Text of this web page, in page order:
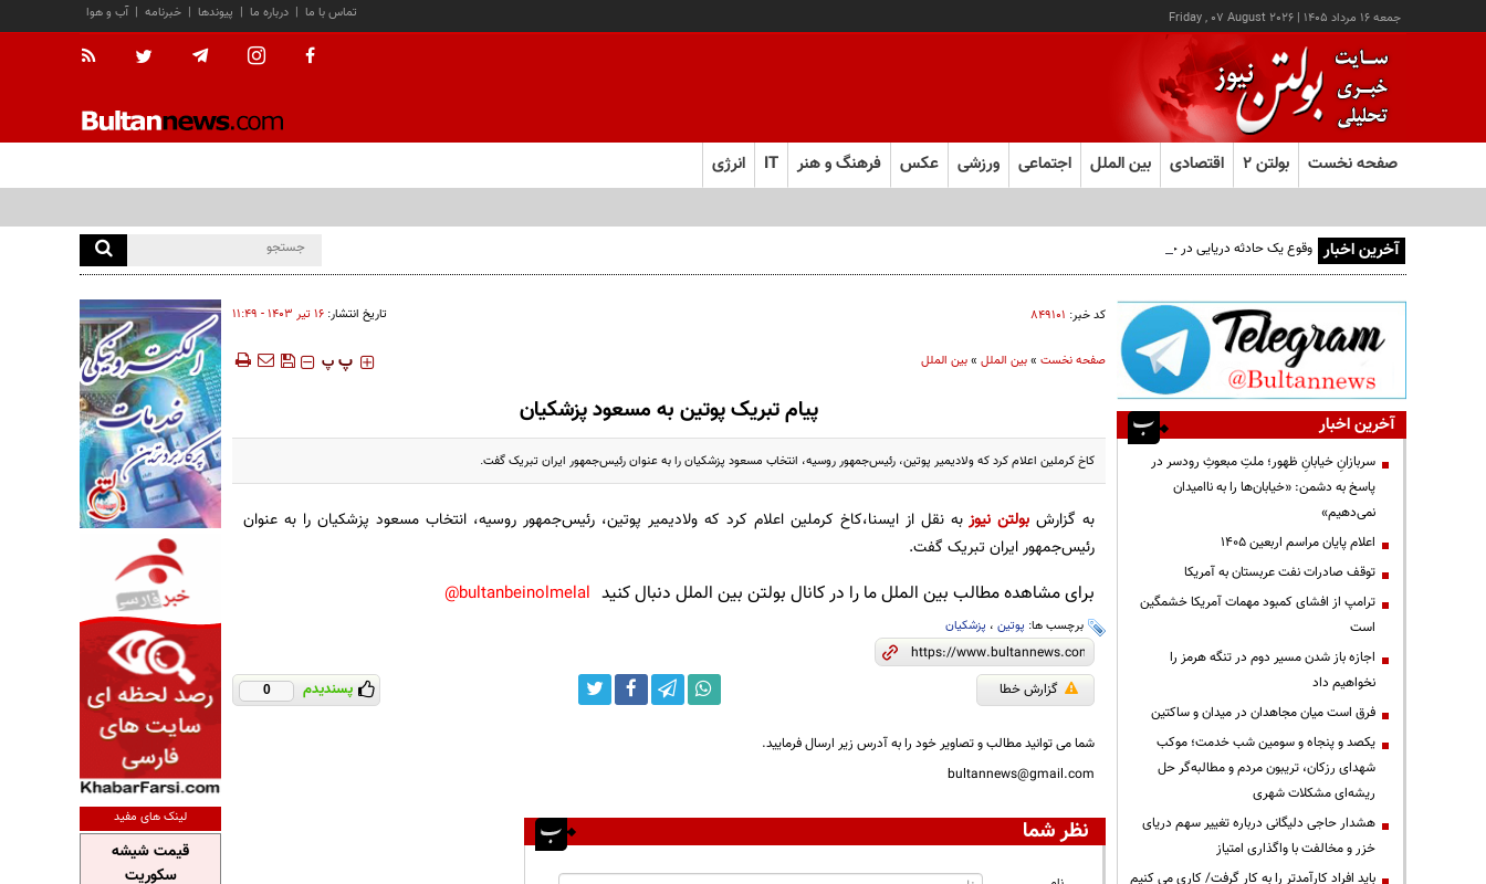
جمعه ۱۶ مرداد ۱۴۰۵ |
Friday , 07 August 2026 آب و هوا | خبرنامه | پیوندها | درباره ما | تماس با ما
صفحه نخست بولتن ۲ اقتصادی بین الملل اجتماعی ورزشی عکس فرهنگ و هنر IT انرژی
آخرین اخبار وقوع یک حادثه دریایی در جنوب شرق عدن
کد خبر: ۸۴۹۱۰۱ تاریخ انتشار: ۱۶ تير ۱۴۰۳ - ۱۱:۴۹
صفحه نخست»بین الملل»بین الملل ‍‍‍ پ پ
پیام تبریک پوتین به مسعود پزشکیان
کاخ کرملین اعلام کرد که ولادیمیر پوتین، رئیس‌جمهور روسیه، انتخاب مسعود پزشکیان را به عنوان رئیس‌جمهور ایران تبریک گفت.
به گزارش بولتن نیوزبه نقل از ایسنا،کاخ کرملین اعلام کرد که ولادیمیر پوتین، رئیس‌جمهور روسیه، انتخاب مسعود پزشکیان را به عنوان
رئیس‌جمهور ایران تبریک گفت.
برای مشاهده مطالب بین الملل ما را در کانال بولتن بین الملل دنبال کنید bultanbeinolmelal@
برچسب ها: پوتین، پزشکیان
گزارش خطا پسندیدم 0
شما می توانید مطالب و تصاویر خود را به آدرس زیر ارسال فرمایید.
bultannews@gmail.com
نظر شما
آخرین اخبار
سربازانِ خیابانِ ظهور؛ ملتِ مبعوثِ رودسر در
پاسخ به دشمن: «خیابان‌ها را به ناامیدان
نمی‌دهیم»
اعلام پایان مراسم اربعین ۱۴۰۵
توقف صادرات نفت عربستان به آمریکا
ترامپ از افشای کمبود مهمات آمریکا خشمگین
است
اجازه باز شدن مسیر دوم در تنگه هرمز را
نخواهیم داد
فرق است میان مجاهدان در میدان و ساکتین
یکصد و پنجاه و سومین شب خدمت؛ موکب
شهدای رزکان، تریبون مردم و مطالبه‌گر حل
ریشه‌ای مشکلات شهری
هشدار حاجی دلیگانی درباره تغییر سهم دریای
خزر و مخالفت با واگذاری امتیاز
باید افراد کارآمدتر را به کار گرفت/ کاری می کنیم
لینک های مفید
قیمت شیشه
سکوریت